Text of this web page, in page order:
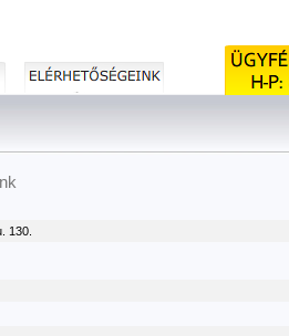
130.